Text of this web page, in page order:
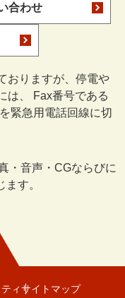
合わせ
おりますが、停電や
は、 Fax番号である
緊急用電話回線に切
・音声・CGならびに
す。
ィサイトマップ